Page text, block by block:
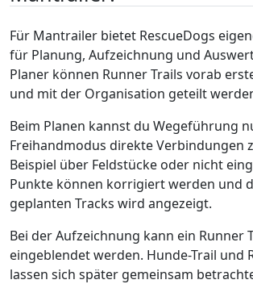
Für Mantrailer bietet RescueDogs
für Planung, Aufzeichnung und
Planer können Runner Trails vorab
und mit der Organisation geteilt
Beim Planen kannst du Wegeführung
Freihandmodus direkte Verbindungen
Beispiel über Feldstücke oder nicht
Punkte können korrigiert werden und
geplanten Tracks wird angezeigt.
Bei der Aufzeichnung kann ein Runner
eingeblendet werden. Hunde-Trail und
lassen sich später gemeinsam